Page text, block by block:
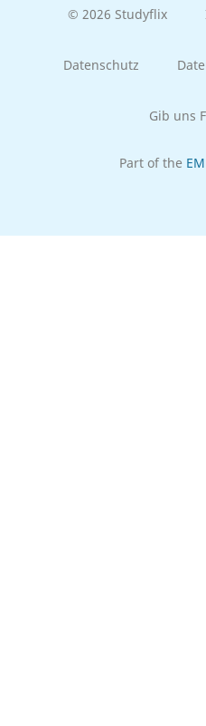
© 2026 Studyflix
Datenschutz
Gib uns
Part of the